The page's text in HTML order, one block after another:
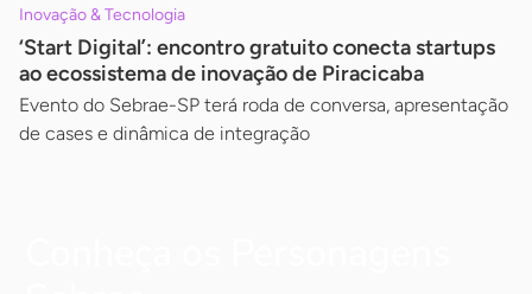
Inovação & Tecnologia
‘Start Digital’: encontro gratuito conecta startups
ao ecossistema de inovação de Piracicaba
Evento do Sebrae-SP terá roda de conversa, apresentação
de cases e dinâmica de integração